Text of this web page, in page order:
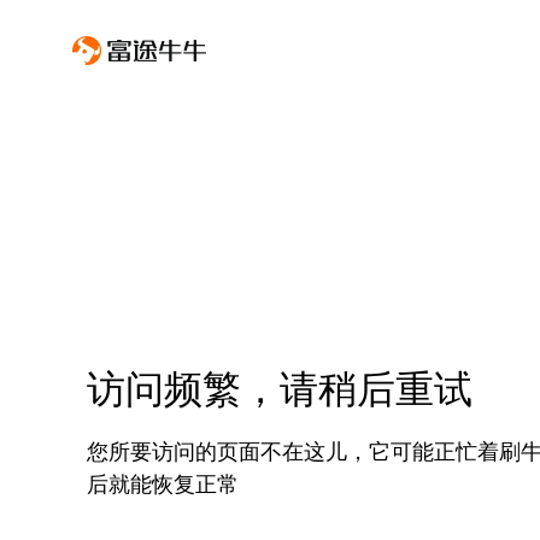
访问频繁，请稍后重试
您所要访问的页面不在这儿，它可能正忙着刷
后就能恢复正常